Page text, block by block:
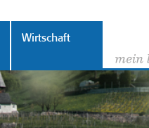
Wirtschaft